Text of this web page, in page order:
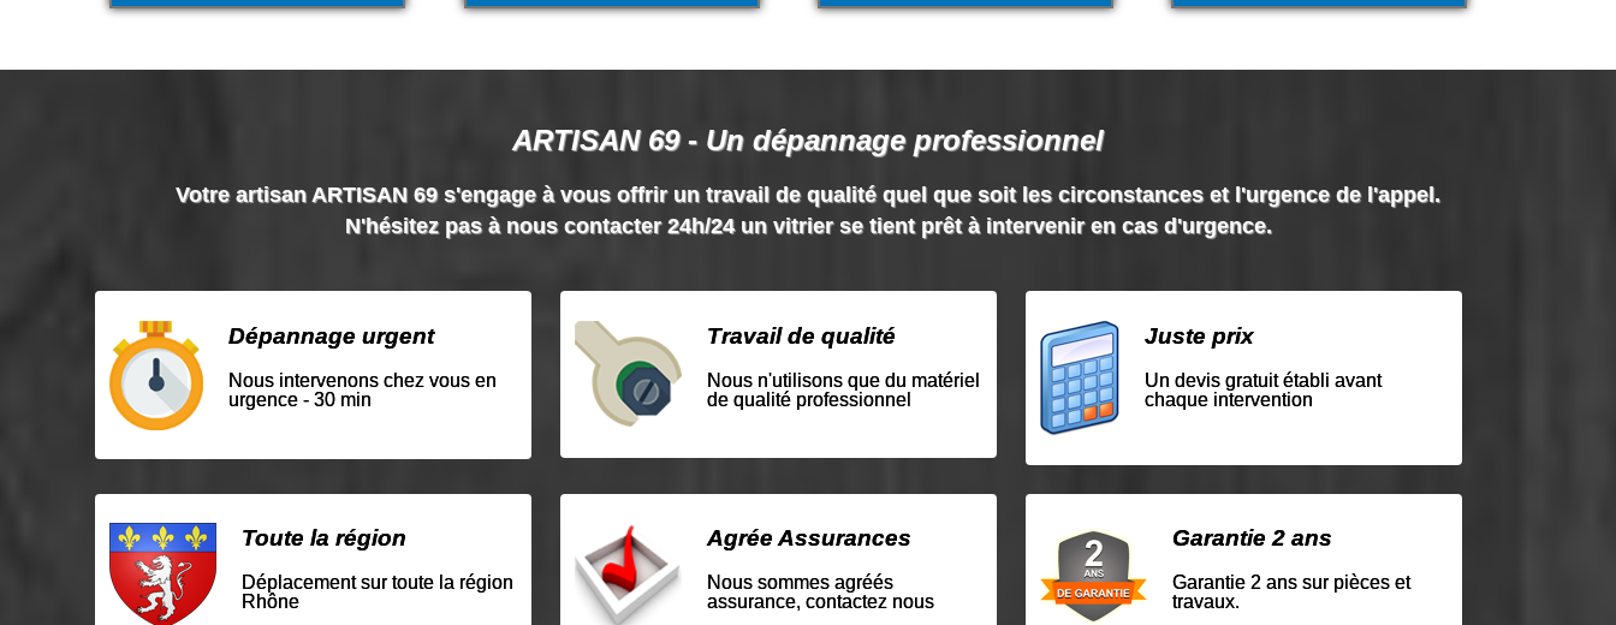
ARTISAN 69 - Un dépannage professionnel
Votre artisan ARTISAN 69 s'engage à vous offrir un travail de qualité quel que soit les circonstances et l'urgence de l'appel.
N'hésitez pas à nous contacter 24h/24 un vitrier se tient prêt à intervenir en cas d'urgence.
Dépannage urgent
Nous intervenons chez vous en
urgence - 30 min
Travail de qualité
Nous n'utilisons que du matériel
de qualité professionnel
Juste prix
Un devis gratuit établi avant
chaque intervention
Toute la région
Déplacement sur toute la région
Rhône
Agrée Assurances
Nous sommes agréés
assurance, contactez nous
Garantie 2 ans
Garantie 2 ans sur pièces et
travaux.